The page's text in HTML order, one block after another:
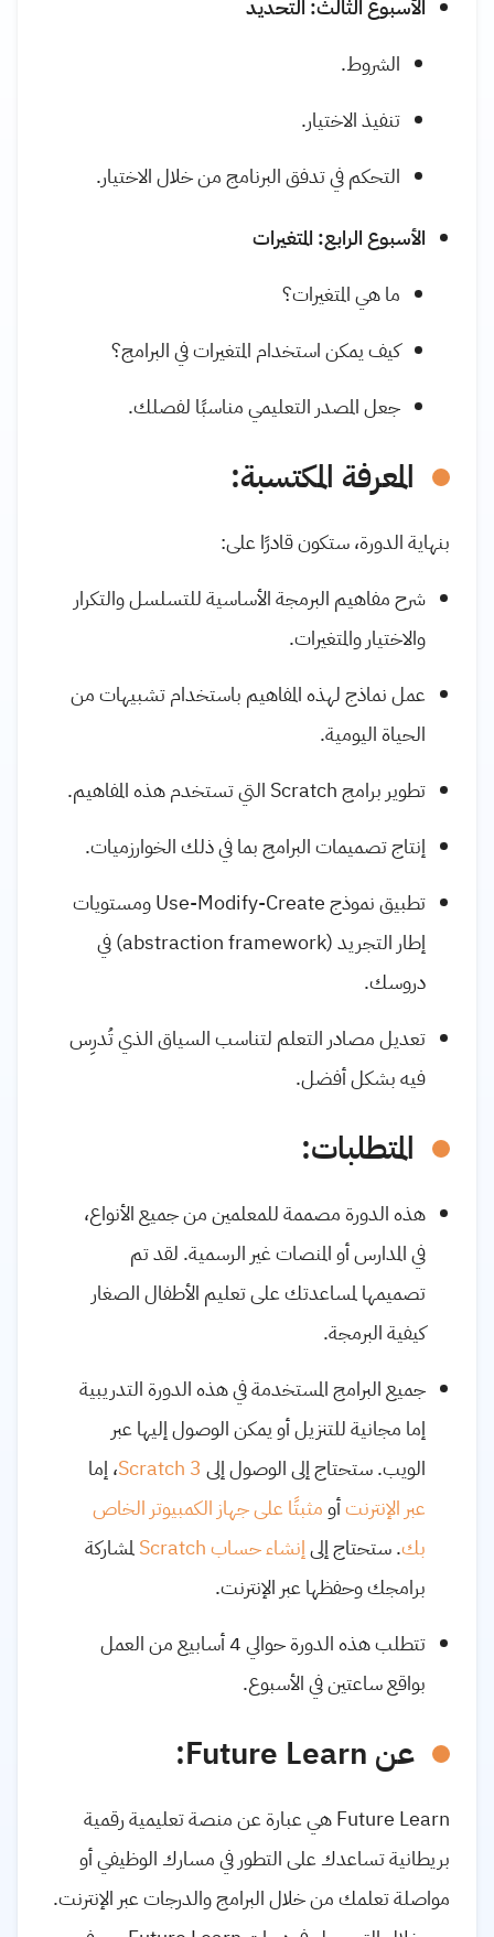
الأسبوع الثالث: التحديد
الشروط.
تنفيذ الاختيار.
التحكم في تدفق البرنامج من خلال الاختيار.
الأسبوع الرابع: المتغيرات
ما هي المتغيرات؟
كيف يمكن استخدام المتغيرات في البرامج؟
جعل المصدر التعليمي مناسبًا لفصلك.
المعرفة المكتسبة:
بنهاية الدورة، ستكون قادرًا على:
شرح مفاهيم البرمجة الأساسية للتسلسل والتكرار
والاختيار والمتغيرات.
عمل نماذج لهذه المفاهيم باستخدام تشبيهات من
الحياة اليومية.
تطوير برامج Scratch التي تستخدم هذه المفاهيم.
إنتاج تصميمات البرامج بما في ذلك الخوارزميات.
تطبيق نموذج Use-Modify-Create ومستويات
إطار التجريد (abstraction framework) في
دروسك.
تعديل مصادر التعلم لتناسب السياق الذي تُدرِس
فيه بشكل أفضل.
المتطلبات:
هذه الدورة مصممة للمعلمين من جميع الأنواع،
في المدارس أو المنصات غير الرسمية. لقد تم
تصميمها لمساعدتك على تعليم الأطفال الصغار
كيفية البرمجة.
جميع البرامج المستخدمة في هذه الدورة التدريبية
إما مجانية للتنزيل أو يمكن الوصول إليها عبر
الويب. ستحتاج إلى الوصول إلى Scratch 3، إما
عبر الإنترنتأومثبتًا على جهاز الكمبيوتر الخاص
بك. ستحتاج إلىإنشاء حساب Scratch
لمشاركة
برامجك وحفظها عبر الإنترنت.
تتطلب هذه الدورة حوالي 4 أسابيع من العمل
بواقع ساعتين في الأسبوع.
عن Future Learn:
Future Learn هي عبارة عن منصة تعليمية رقمية
بريطانية تساعدك على التطور في مسارك الوظيفي أو
مواصلة تعلمك من خلال البرامج والدرجات عبر الإنترنت.